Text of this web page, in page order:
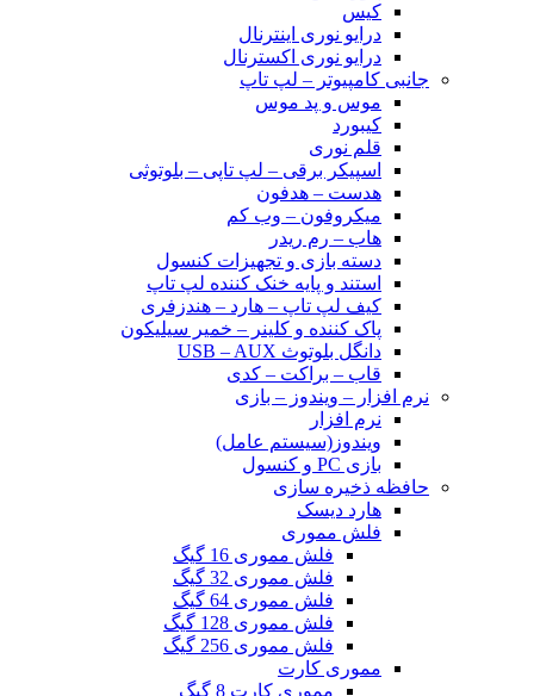
کیس
درایو نوری اینترنال
درایو نوری اکسترنال
جانبی کامپیوتر – لپ تاپ
موس و پد موس
کیبورد
قلم نوری
اسپیکر برقی – لپ تاپی – بلوتوثی
هدست – هدفون
میکروفون – وب کم
هاب – رم ریدر
دسته بازی و تجهیزات کنسول
استند و پایه خنک کننده لپ تاپ
کیف لپ تاپ – هارد – هندزفری
پاک کننده و کلینر – خمیر سیلیکون
دانگل بلوتوث USB – AUX
قاب – براکت – کدی
نرم افزار – ویندوز – بازی
نرم افزار
ویندوز(سیستم عامل)
بازی PC و کنسول
حافظه ذخیره سازی
هارد دیسک
فلش مموری
فلش مموری 16 گیگ
فلش مموری 32 گیگ
فلش مموری 64 گیگ
فلش مموری 128 گیگ
فلش مموری 256 گیگ
مموری کارت
مموری کارت 8 گیگ